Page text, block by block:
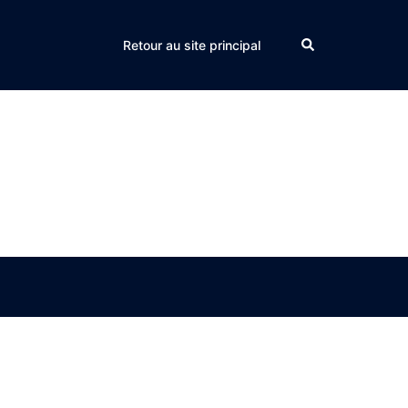
Retour au site principal Search